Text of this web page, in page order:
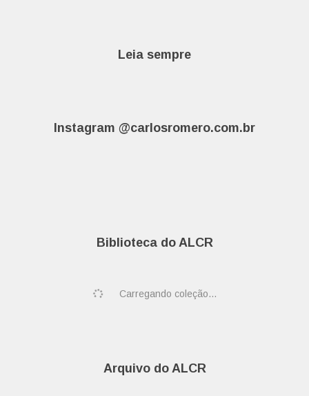
Leia sempre
Instagram @carlosromero.com.br
Biblioteca do ALCR
Carregando coleção...
Arquivo do ALCR